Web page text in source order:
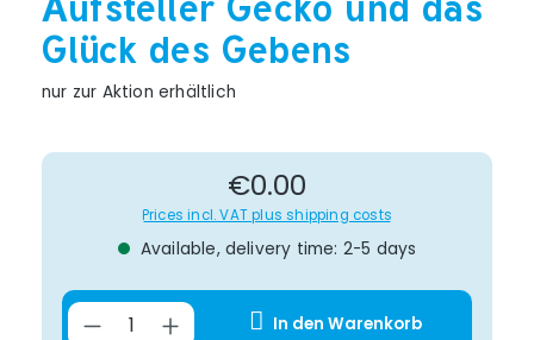
Glück des Gebens
nur zur Aktion erhältlich
Regular price:
€0.00
Prices incl. VAT plus shipping costs
Available, delivery time: 2-5 days
Product Quantity: Enter the
In den Warenkorb